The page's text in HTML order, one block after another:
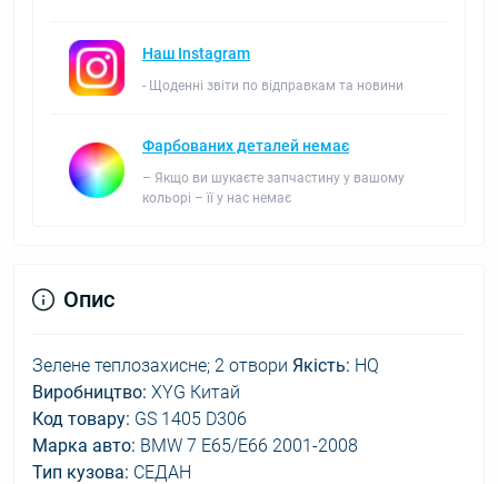
Наш Instagram
- Щоденні звіти по відправкам та новини
Фарбованих деталей немає
– Якщо ви шукаєте запчастину у вашому
кольорі – її у нас немає
Опис
Зелене теплозахисне; 2 отвори Якість: HQ
Виробництво: XYG Китай
Код товару: GS 1405 D306
Марка авто: BMW 7 E65/E66 2001-2008
Тип кузова: СЕДАН